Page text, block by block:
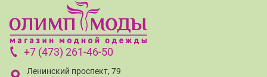
+7 (473) 261-46-50
Ленинский проспект, 79